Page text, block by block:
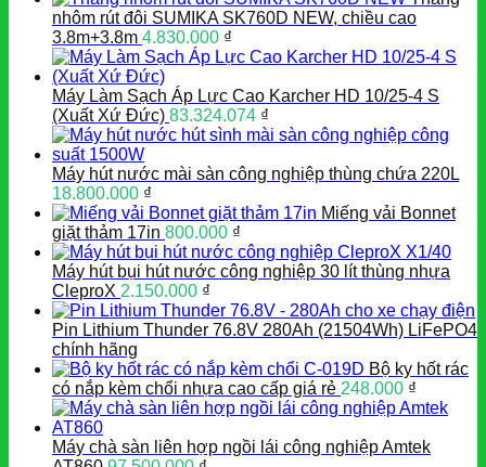
nhôm rút đôi SUMIKA SK760D NEW, chiều cao
3.8m+3.8m 4.830.000 ₫
Máy Làm Sạch Áp Lực Cao Karcher HD 10/25-4 S
(Xuất Xứ Đức) 83.324.074 ₫
Máy hút nước mài sàn công nghiệp thùng chứa 220L
18.800.000 ₫
Miếng vải Bonnet
giặt thảm 17in 800.000 ₫
Máy hút bụi hút nước công nghiệp 30 lít thùng nhựa
CleproX 2.150.000 ₫
Pin Lithium Thunder 76.8V 280Ah (21504Wh) LiFePO4
chính hãng
Bộ ky hốt rác
có nắp kèm chổi nhựa cao cấp giá rẻ 248.000 ₫
Máy chà sàn liên hợp ngồi lái công nghiệp Amtek